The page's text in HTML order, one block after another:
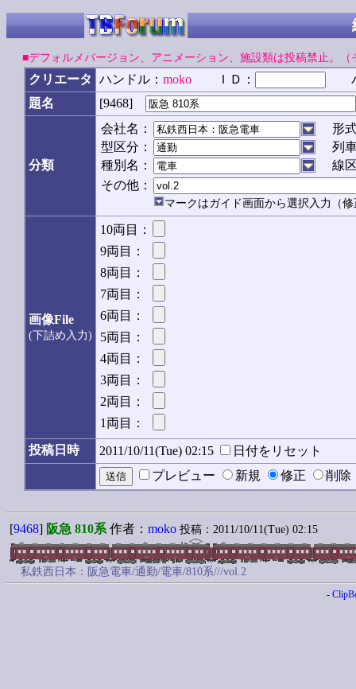
■デフォルメバージョン、アニメーション、施設類は投稿禁止。（
クリエータ ハンドル： moko ＩＤ：
パ
題名
[9468]
分類
会社名：
型区分：
種別名：
形
列
線
その他：
マークはガイド画面から選択入力（
画像File
(下詰め入力)
10両目：
9両目：
8両目：
7両目：
6両目：
5両目：
4両目：
3両目：
2両目：
1両目：
投稿日時 2011/10/11(Tue) 02:15
日付をリセット
プレビュー
新規 修正 削
[9468] 阪急 810系 作者： moko 投稿：2011/10/11(Tue) 02:15
私鉄西日本：阪急電車/通勤/電車/810系///vol.2
-